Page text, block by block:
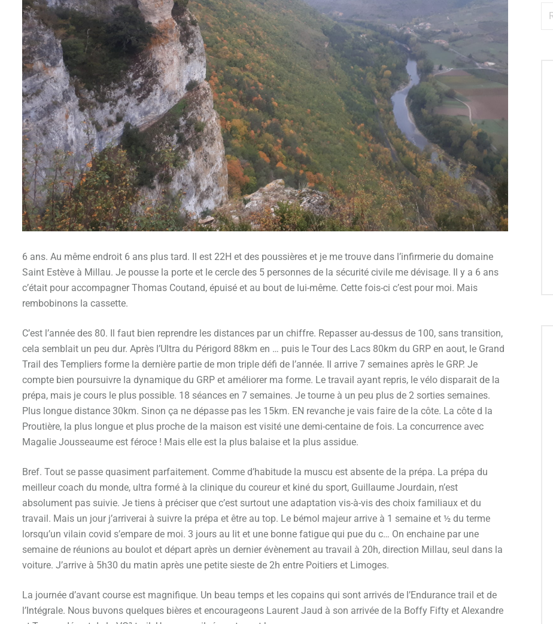
6 ans. Au même endroit 6 ans plus tard. Il est 22H et des poussières et je me trouve dans l’infirmerie du domaine
Saint Estève à Millau. Je pousse la porte et le cercle des 5 personnes de la sécurité civile me dévisage. Il y a 6 ans
c’était pour accompagner Thomas Coutand, épuisé et au bout de lui-même. Cette fois-ci c’est pour moi. Mais
rembobinons la cassette.
C’est l’année des 80. Il faut bien reprendre les distances par un chiffre. Repasser au-dessus de 100, sans transition,
cela semblait un peu dur. Après l’Ultra du Périgord 88km en … puis le Tour des Lacs 80km du GRP en aout, le Grand
Trail des Templiers forme la dernière partie de mon triple défi de l’année. Il arrive 7 semaines après le GRP. Je
compte bien poursuivre la dynamique du GRP et améliorer ma forme. Le travail ayant repris, le vélo disparait de la
prépa, mais je cours le plus possible. 18 séances en 7 semaines. Je tourne à un peu plus de 2 sorties semaines.
Plus longue distance 30km. Sinon ça ne dépasse pas les 15km. EN revanche je vais faire de la côte. La côte d la
Proutière, la plus longue et plus proche de la maison est visité une demi-centaine de fois. La concurrence avec
Magalie Jousseaume est féroce ! Mais elle est la plus balaise et la plus assidue.
Bref. Tout se passe quasiment parfaitement. Comme d’habitude la muscu est absente de la prépa. La prépa du
meilleur coach du monde, ultra formé à la clinique du coureur et kiné du sport, Guillaume Jourdain, n’est
absolument pas suivie. Je tiens à préciser que c’est surtout une adaptation vis-à-vis des choix familiaux et du
travail. Mais un jour j’arriverai à suivre la prépa et être au top. Le bémol majeur arrive à 1 semaine et ½ du terme
lorsqu’un vilain covid s’empare de moi. 3 jours au lit et une bonne fatigue qui pue du c… On enchaine par une
semaine de réunions au boulot et départ après un dernier évènement au travail à 20h, direction Millau, seul dans la
voiture. J’arrive à 5h30 du matin après une petite sieste de 2h entre Poitiers et Limoges.
La journée d’avant course est magnifique. Un beau temps et les copains qui sont arrivés de l’Endurance trail et de
l’Intégrale. Nous buvons quelques bières et encourageons Laurent Jaud à son arrivée de la Boffy Fifty et Alexandre